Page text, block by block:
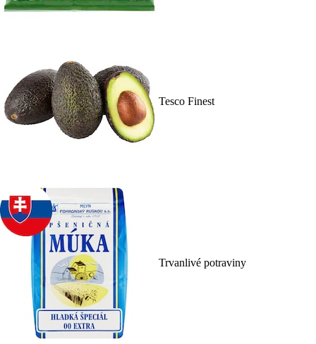
Tesco Finest
Trvanlivé potraviny